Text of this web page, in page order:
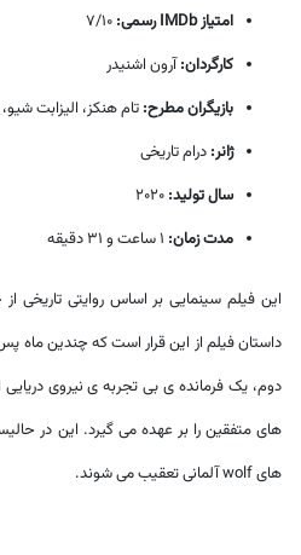
امتیاز IMDb رسمی:
کارگردان:آرون اشنیدر
بازیگران مطرح: تام هنکز، الیزابت
ژانر: درام تاریخی
سال تولید:
مدت زمان:
این فیلم سینمایی بر اساس روایتی
داستان فیلم از این قرار است که چندین ماه
دوم، یک فرمانده ی بی تجربه ی نیروی
های متفقین را بر عهده می گیرد. این در
های wolf آلمانی تعقیب می شوند.